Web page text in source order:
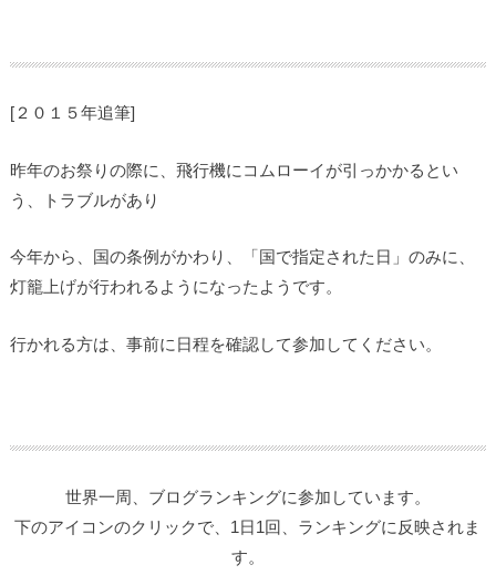
[２０１５年追筆]
昨年のお祭りの際に、飛行機にコムローイが引っかかるとい
う、トラブルがあり
今年から、国の条例がかわり、「国で指定された日」のみに、
灯籠上げが行われるようになったようです。
行かれる方は、事前に日程を確認して参加してください。
世界一周、ブログランキングに参加しています。
下のアイコンのクリックで、1日1回、ランキングに反映されま
す。